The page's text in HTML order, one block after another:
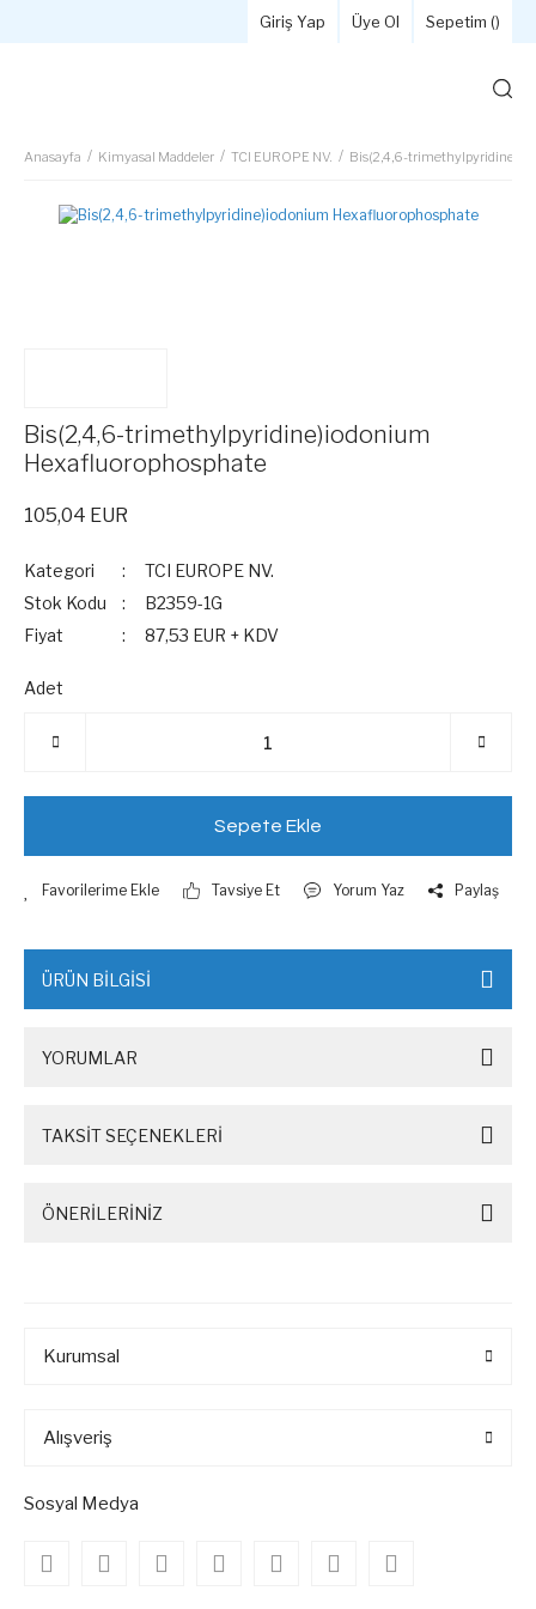
Giriş Yap Üye Ol Sepetim ()
Anasayfa Kimyasal Maddeler TCI EUROPE NV. Bis(2,4,6-
Bis(2,4,6-trimethylpyridine)iodonium
Hexafluorophosphate
105,04 EUR
Kategori
TCI EUROPE NV.
Stok Kodu
B2359-1G
Fiyat
87,53 EUR + KDV
Adet
Sepete Ekle
Tavsiye Et Yorum Yaz Paylaş
ÜRÜN BİLGİSİ
YORUMLAR
TAKSİT SEÇENEKLERİ
ÖNERİLERİNİZ
Kurumsal
Alışveriş
Sosyal Medya